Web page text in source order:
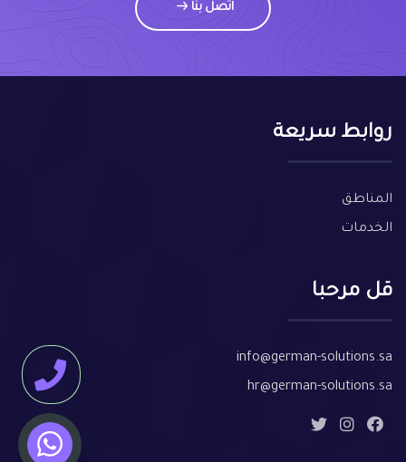
اتصل بنا
روابط سريعة
المناطق
الخدمات
قل مرحبا
info@german-solutions.sa
hr@german-solutions.sa